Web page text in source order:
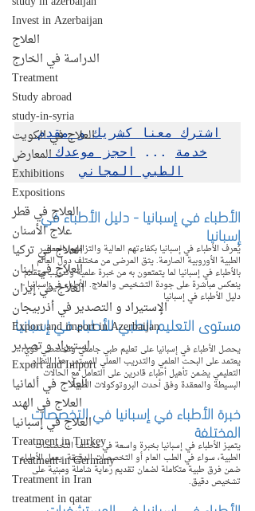
Invest in Azerbaijan
العلاج
الدراسة في الخارج
Treatment
Study abroad
study-in-syria
العلاج في الكويت
المعارض
Exhibitions
Expositions
العلاج في قطر
علاج الأسنان
العلاج في تركيا
العلاج في لبنان
العلاج في إيران
الإستيراد و التصدير في أذربيجان
Export and import in Azerbaijan
استيراد و تصدير
Export and Import
العلاج في ألمانيا
العلاج في الهند
العلاج في إسبانيا
Treatment in Turkey
Treatment in Germany
Treatment in Iran
treatment in qatar
اشترك معنا كشريك و مقدم
خدمة
...
احجز موعدك
الطبي المجاني
الأطباء في إسبانيا - دليل الأطباء في
إسبانيا
يُعرف الأطباء في إسبانيا بكفاءتهم العالية والتزامهم بالمعايير
الطبية الأوروبية الصارمة. يثق المرضى من مختلف دول العالم
بالأطباء في إسبانيا لما يتمتعون به من خبرة علمية وتدريب متقدم
ينعكس مباشرة على جودة التشخيص والعلاج. الأطباء في إسبانيا -
دليل الأطباء في إسبانيا
مستوى التعليم الطبي للأطباء في إسبانيا
يحصل الأطباء في إسبانيا على تعليم طبي جامعي وتخصصي قوي،
يعتمد على البحث العلمي والتدريب العملي المستمر. هذا النظام
التعليمي يضمن تأهيل أطباء قادرين على التعامل مع الحالات
البسيطة والمعقدة وفق أحدث البروتوكولات الطبية.
خبرة الأطباء في إسبانيا في التخصصات
المختلفة
يتميز الأطباء في إسبانيا بخبرة واسعة في مختلف التخصصات
الطبية، سواء في الطب العام أو التخصصات الدقيقة. يعمل الأطباء
ضمن فرق طبية متكاملة لضمان تقديم رعاية شاملة ومبنية على
تشخيص دقيق.